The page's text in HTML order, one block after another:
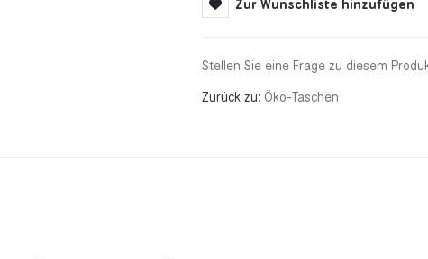
Zur Wunschliste hinzufügen
Stellen Sie eine Frage zu diesem
Zurück zu: Öko-Taschen